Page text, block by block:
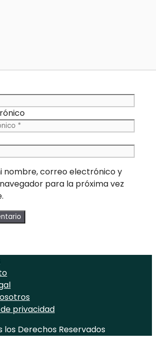
nombre, correo electrónico y
para la próxima vez
privacidad
los Derechos Reservados